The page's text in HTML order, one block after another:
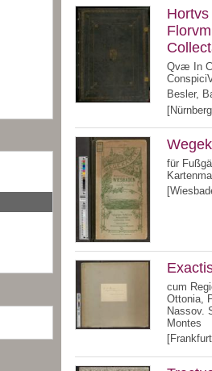
Qvæ In
Besler,
für
cum
Ottonia,
Nassov.
Montes